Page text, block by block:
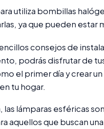
utiliza bombillas
ya que pueden estar
consejos de
podrás disfrutar de
el primer día y crear
tu hogar.
las lámparas esféricas
aquellos que buscan